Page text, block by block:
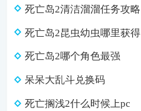
死亡岛2清洁溜溜任务攻略
死亡岛2昆虫幼虫哪里获得
死亡岛2哪个角色最强
呆呆大乱斗兑换码
死亡搁浅2什么时候上pc